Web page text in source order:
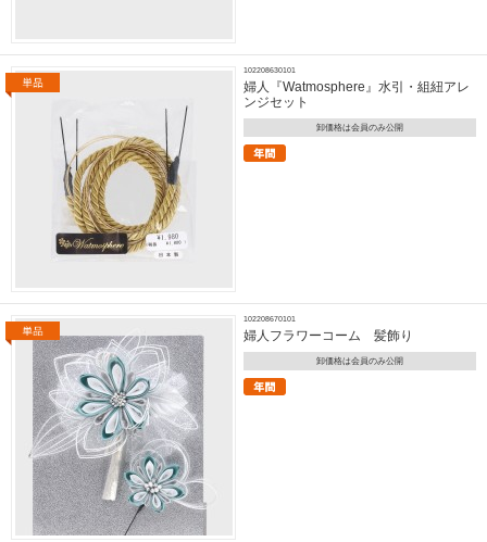
102208630101
婦人『Watmosphere』水引・組紐アレ
ンジセット
卸価格は会員のみ公開
102208670101
婦人フラワーコーム 髪飾り
卸価格は会員のみ公開